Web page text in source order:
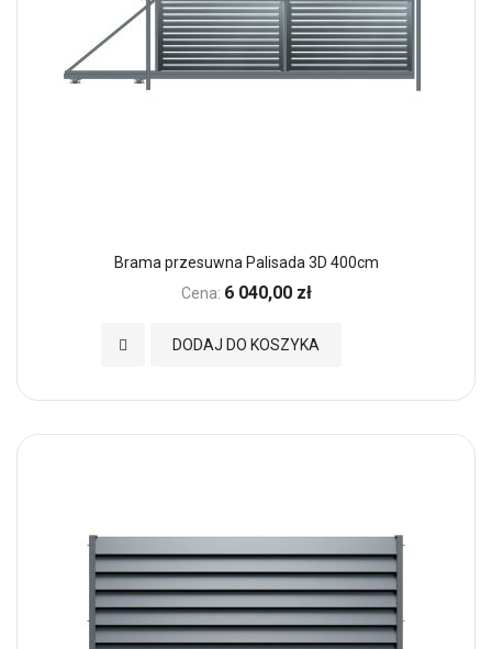
Brama przesuwna Palisada 3D 400cm
Cena: 6 040,00 zł
DODAJ DO KOSZYKA
Dodaj do Ulubionych